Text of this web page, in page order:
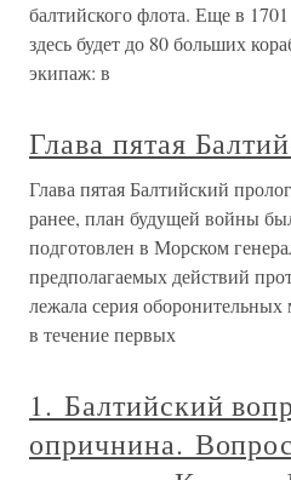
балтийского флота. Еще в
здесь будет до 80 больших
экипаж: в
Глава пятая
Глава пятая Балтийский
ранее, план будущей войны
подготовлен в Морском
предполагаемых действий
лежала серия
в течение первых
1. Балтийский
опричнина.